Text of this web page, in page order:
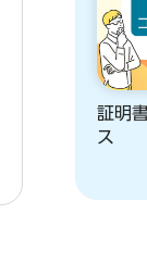
証明
ス